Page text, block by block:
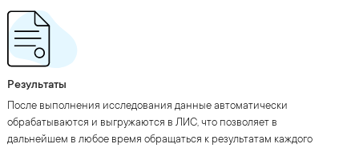
Результаты
После выполнения исследования данные автоматически
обрабатываются и выгружаются в ЛИС, что позволяет в
дальнейшем в любое время обращаться к результатам каждого